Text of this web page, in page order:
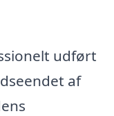
udført
af